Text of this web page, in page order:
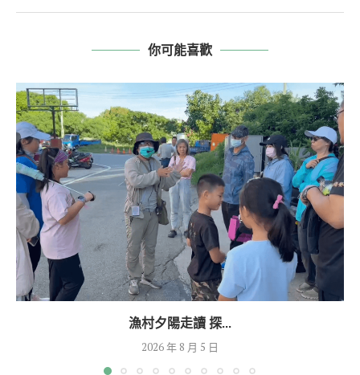
你可能喜歡
漁村夕陽走讀 探...
2026 年 8 月 5 日